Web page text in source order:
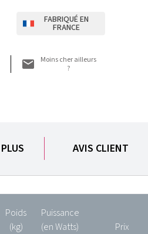
FABRIQUÉ EN
FRANCE
Moins cher ailleurs
?
AVIS CLIENT
Poids
(kg)
Puissance
(en Watts)
Prix